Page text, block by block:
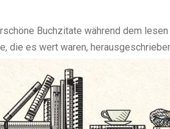
Buchzitate während dem
die es wert waren,